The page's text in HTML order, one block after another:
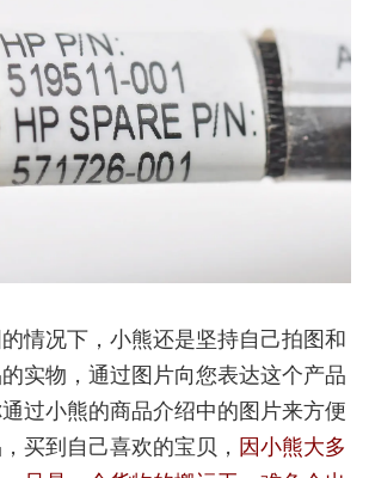
情况下，小熊还是坚持自己拍图和
实物，通过图片向您表达这个产品
过小熊的商品介绍中的图片来方便
买到自己喜欢的宝贝， 因小熊大多